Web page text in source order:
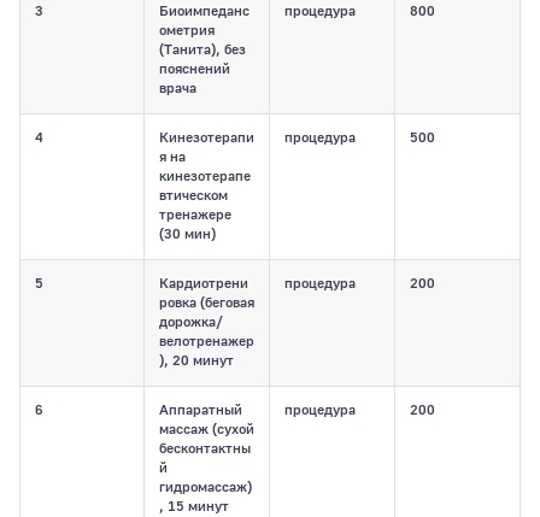
3
Биоимпеданс
ометрия
(Танита), без
пояснений
врача
процедура 800
4
Кинезотерапи
я на
кинезотерапе
втическом
тренажере
(30 мин)
процедура 500
5
Кардиотрени
ровка (беговая
дорожка/
велотренажер
), 20 минут
процедура 200
6
Аппаратный
массаж (сухой
бесконтактны
й
гидромассаж)
, 15 минут
процедура 200